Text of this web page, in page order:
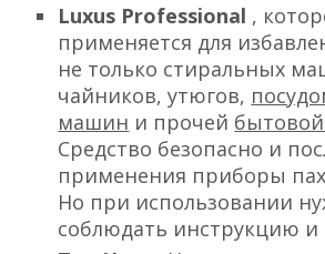
Luxus Professional ,
применяется для
не только стиральных
чайников, утюгов,
машин и прочей
Средство безопасно и
применения приборы
Но при использовании
соблюдать инструкцию и